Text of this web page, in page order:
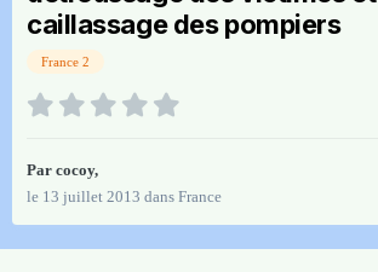
caillassage des pompiers
France 2
Par cocoy,
le 13 juillet 2013 dans France